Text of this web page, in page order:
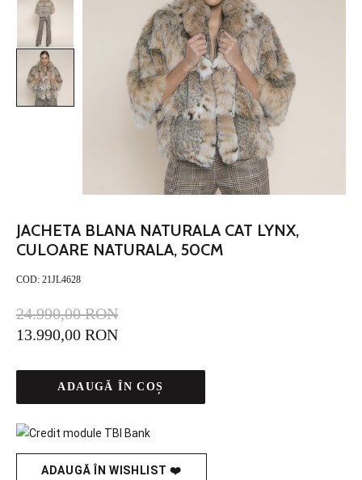
JACHETA BLANA NATURALA CAT LYNX,
CULOARE NATURALA, 50CM
COD: 21JL4628
24.990,00 RON
13.990,00 RON
ADAUGĂ ÎN COȘ
ADAUGĂ ÎN WISHLIST ❤️